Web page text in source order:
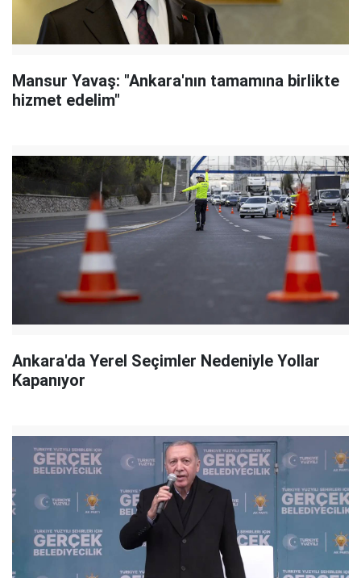
Mansur Yavaş: "Ankara'nın tamamına birlikte
hizmet edelim"
Ankara'da Yerel Seçimler Nedeniyle Yollar
Kapanıyor